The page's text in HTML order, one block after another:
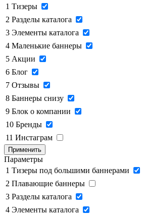
1 Тизеры
2 Разделы каталога
3 Элементы каталога
4 Маленькие баннеры
5 Акции
6 Блог
7 Отзывы
8 Баннеры снизу
9 Блок о компании
10 Бренды
11 Инстаграм
Применить
Параметры
1 Тизеры под большими баннерами
2 Плавающие баннеры
3 Разделы каталога
4 Элементы каталога